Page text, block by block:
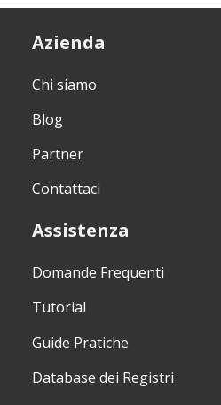
Azienda
Chi siamo
Blog
Partner
Contattaci
Assistenza
Domande Frequenti
Tutorial
Guide Pratiche
Database dei Registri